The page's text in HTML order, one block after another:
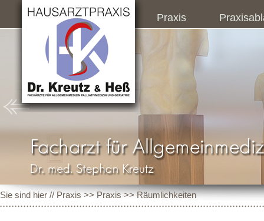
Praxis
Sie sind hier // Praxis >> Praxis>> Räumlichkeiten